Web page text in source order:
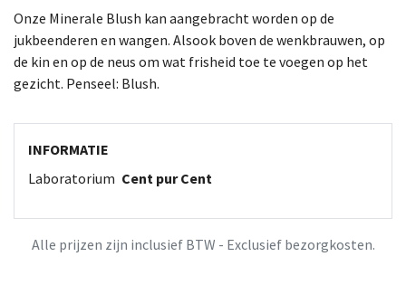
Onze Minerale Blush kan aangebracht worden op de
jukbeenderen en wangen. Alsook boven de wenkbrauwen, op
de kin en op de neus om wat frisheid toe te voegen op het
gezicht. Penseel: Blush.
INFORMATIE
Laboratorium Cent pur Cent
Alle prijzen zijn inclusief BTW - Exclusief bezorgkosten.